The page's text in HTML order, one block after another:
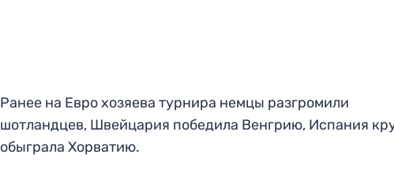
Ранее на Евро хозяева турнира немцы разгромили
шотландцев, Швейцария победила Венгрию, Испания
обыграла Хорватию.